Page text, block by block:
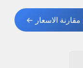
موثوقة.
عن حالة
الاسعار ←